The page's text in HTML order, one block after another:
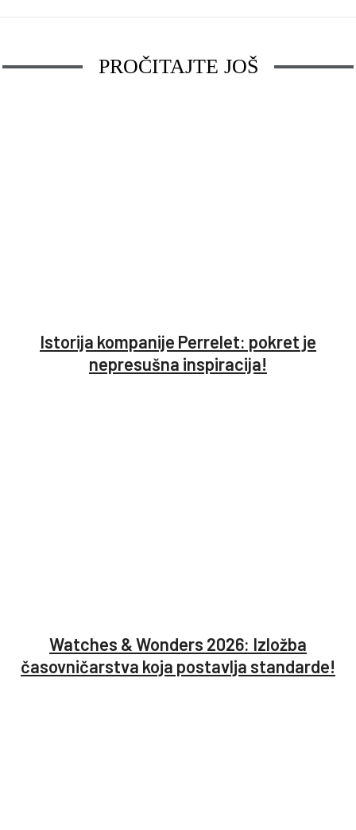
PROČITAJTE JOŠ
Istorija kompanije Perrelet: pokret je
nepresušna inspiracija!
Watches & Wonders 2026: Izložba
časovničarstva koja postavlja standarde!